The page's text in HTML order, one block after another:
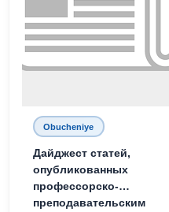
Obucheniye
Дайджест статей,
опубликованных
профессорско-
преподавательским